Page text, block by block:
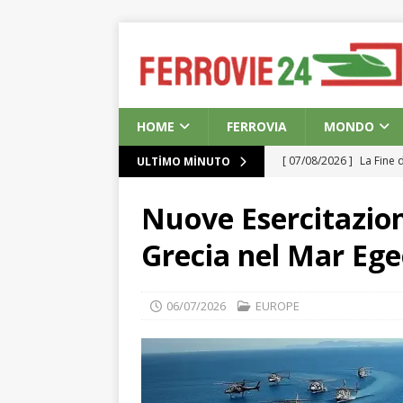
HOME FERROVIA MONDO
ULTIMO MINUTO [ 07/08/2026 ] La Fine
[ 07/08/2026 ]
Terremoto a Sdü’Den
EUROPE
[ 07/08/2026 ] Apollo
Nuove
Grecia nel Mar
06/07/2026 EUROPE